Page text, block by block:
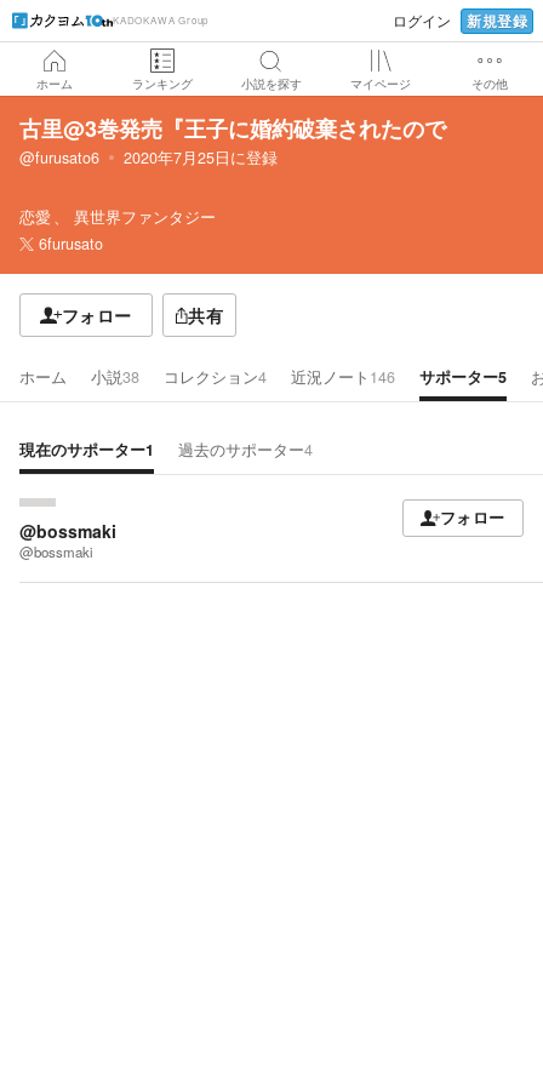
KADOKAWA Group ログイン 新規登録
ホーム ランキング 小説を探す マイページ その他
古里@3巻発売『王子に婚約破棄されたので
@furusato6 2020年7月25日に登録
恋愛
異世界ファンタジー
6furusato
フォロー 共有
ホーム 小説38 コレクション4 近況ノート 146 サポーター5
現在のサポーター1 過去のサポーター4
@bossmaki
@bossmaki
フォロー